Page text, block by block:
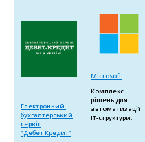
Електронний
бухгалтерський
сервіс
"Дебет Кредит"
Microsoft
Комплекс
рішень для
автоматизації
ІТ-структури.